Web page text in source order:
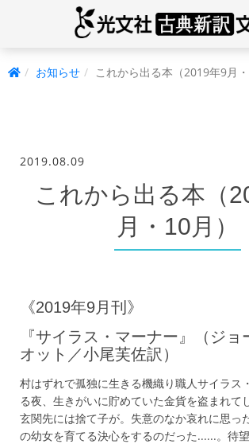
お知らせ これから出る本（2019年9月・
2019.08.09
これから出る本（
月・10月）
《2019年9月刊》
『サイラス・マーナー』（ジョ
オット／小尾芙佐訳）
村はずれで孤独に生きる機織り職人サイラス
る夜、生きがいに貯めていた金貨を盗まれて
玄関先には捨て子が。失意のなか哀れに思っ
の幼女を育てる決心をするのだった......。待望